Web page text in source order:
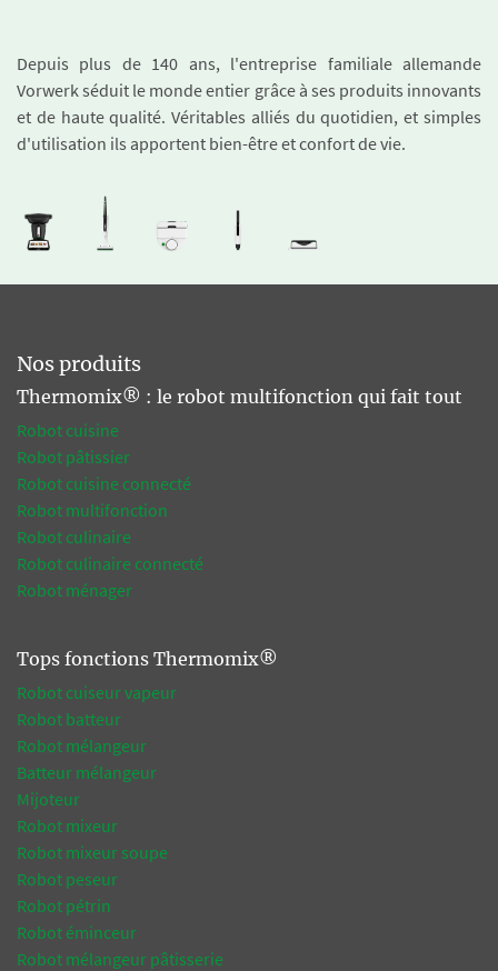
Depuis plus de 140 ans, l'entreprise familiale allemande
Vorwerk séduit le monde entier grâce à ses produits innovants
et de haute qualité. Véritables alliés du quotidien, et simples
d'utilisation ils apportent bien-être et confort de vie.
Nos produits
Thermomix® : le robot multifonction qui fait tout
Robot cuisine
Robot pâtissier
Robot cuisine connecté
Robot multifonction
Robot culinaire
Robot culinaire connecté
Robot ménager
Tops fonctions Thermomix®
Robot cuiseur vapeur
Robot batteur
Robot mélangeur
Batteur mélangeur
Mijoteur
Robot mixeur
Robot mixeur soupe
Robot peseur
Robot pétrin
Robot éminceur
Robot mélangeur pâtisserie